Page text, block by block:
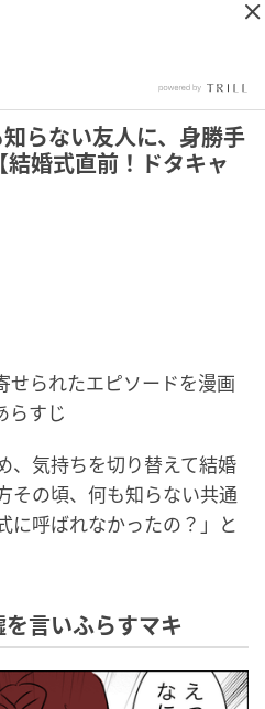
らない友人に、身勝手
婚式直前！ドタキャ
せられたエピソードを漫画
らすじ
、気持ちを切り替えて結婚
その頃、何も知らない共通
に呼ばれなかったの？」と
言いふらすマキ